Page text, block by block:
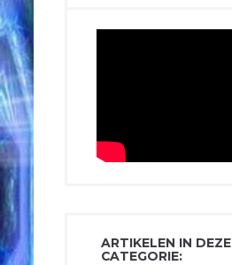
ARTIKELEN IN DEZE
CATEGORIE: